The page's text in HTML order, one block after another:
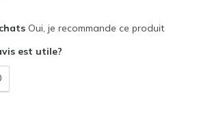
Oui, je recommande ce produit
est utile?